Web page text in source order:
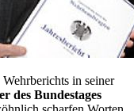
in seiner
des Bundestages